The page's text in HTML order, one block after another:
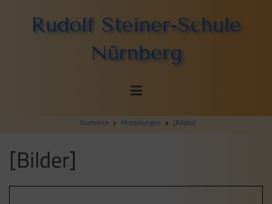
springenRudolf Steiner-Schule
Nürnberg
Startseite Mitteilungen [Bilder]
[Bilder]